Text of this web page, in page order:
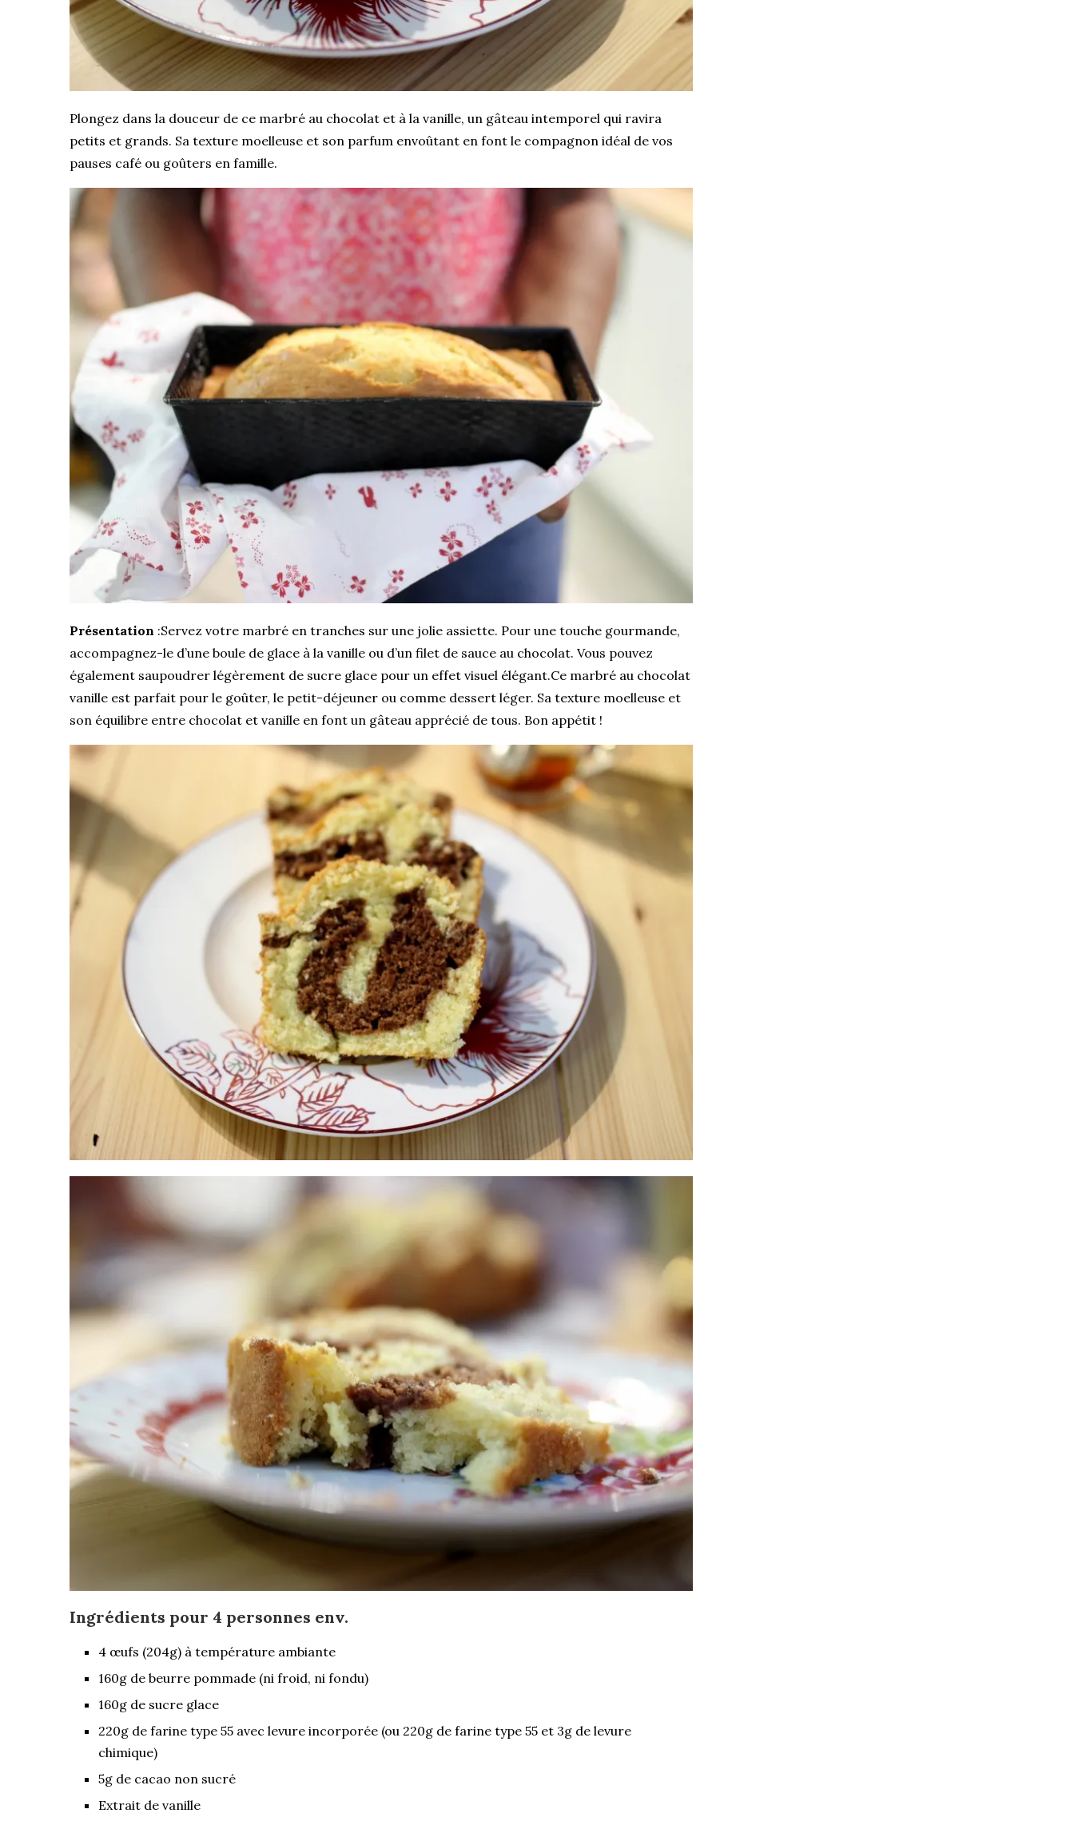
Plongez dans la douceur de ce marbré au chocolat et à la vanille, un gâteau intemporel qui ravira
petits et grands. Sa texture moelleuse et son parfum envoûtant en font le compagnon idéal de vos
pauses café ou goûters en famille.
Présentation :Servez votre marbré en tranches sur une jolie assiette. Pour une touche gourmande,
accompagnez-le d’une boule de glace à la vanille ou d’un filet de sauce au chocolat. Vous pouvez
également saupoudrer légèrement de sucre glace pour un effet visuel élégant.Ce marbré au chocolat
vanille est parfait pour le goûter, le petit-déjeuner ou comme dessert léger. Sa texture moelleuse et
son équilibre entre chocolat et vanille en font un gâteau apprécié de tous. Bon appétit !
Ingrédients pour 4 personnes env.
4 œufs (204g) à température ambiante
160g de beurre pommade (ni froid, ni fondu)
160g de sucre glace
220g de farine type 55 avec levure incorporée (ou 220g de farine type 55 et 3g de levure
chimique)
5g de cacao non sucré
Extrait de vanille